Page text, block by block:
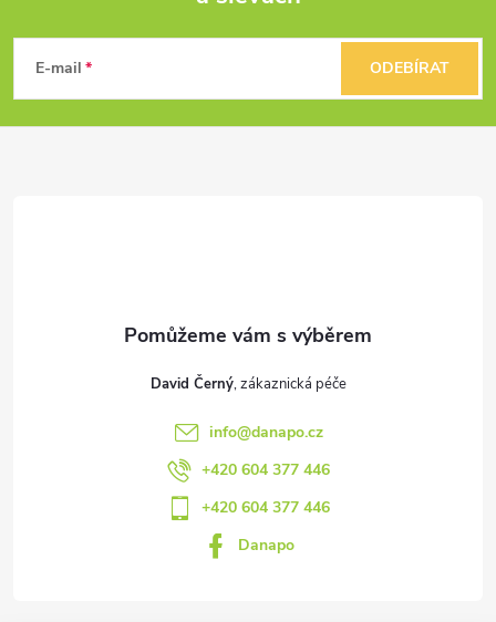
p
E-mail ODEBÍRAT
David Černý
info@danapo.cz
+420 604 377 446
+420 604 377 446
Danapo